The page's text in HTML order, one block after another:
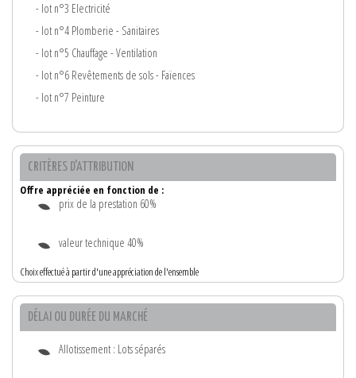
- lot n°3 Electricité
- lot n°4 Plomberie - Sanitaires
- lot n°5 Chauffage - Ventilation
- lot n°6 Revêtements de sols - Faïences
- lot n°7 Peinture
CRITÈRES D'ATTRIBUTION
Offre appréciée en fonction de :
prix de la prestation 60%
valeur technique 40%
Choix effectué à partir d'une appréciation de l'ensemble
DÉLAI OU DURÉE DU MARCHÉ
Allotissement : Lots séparés